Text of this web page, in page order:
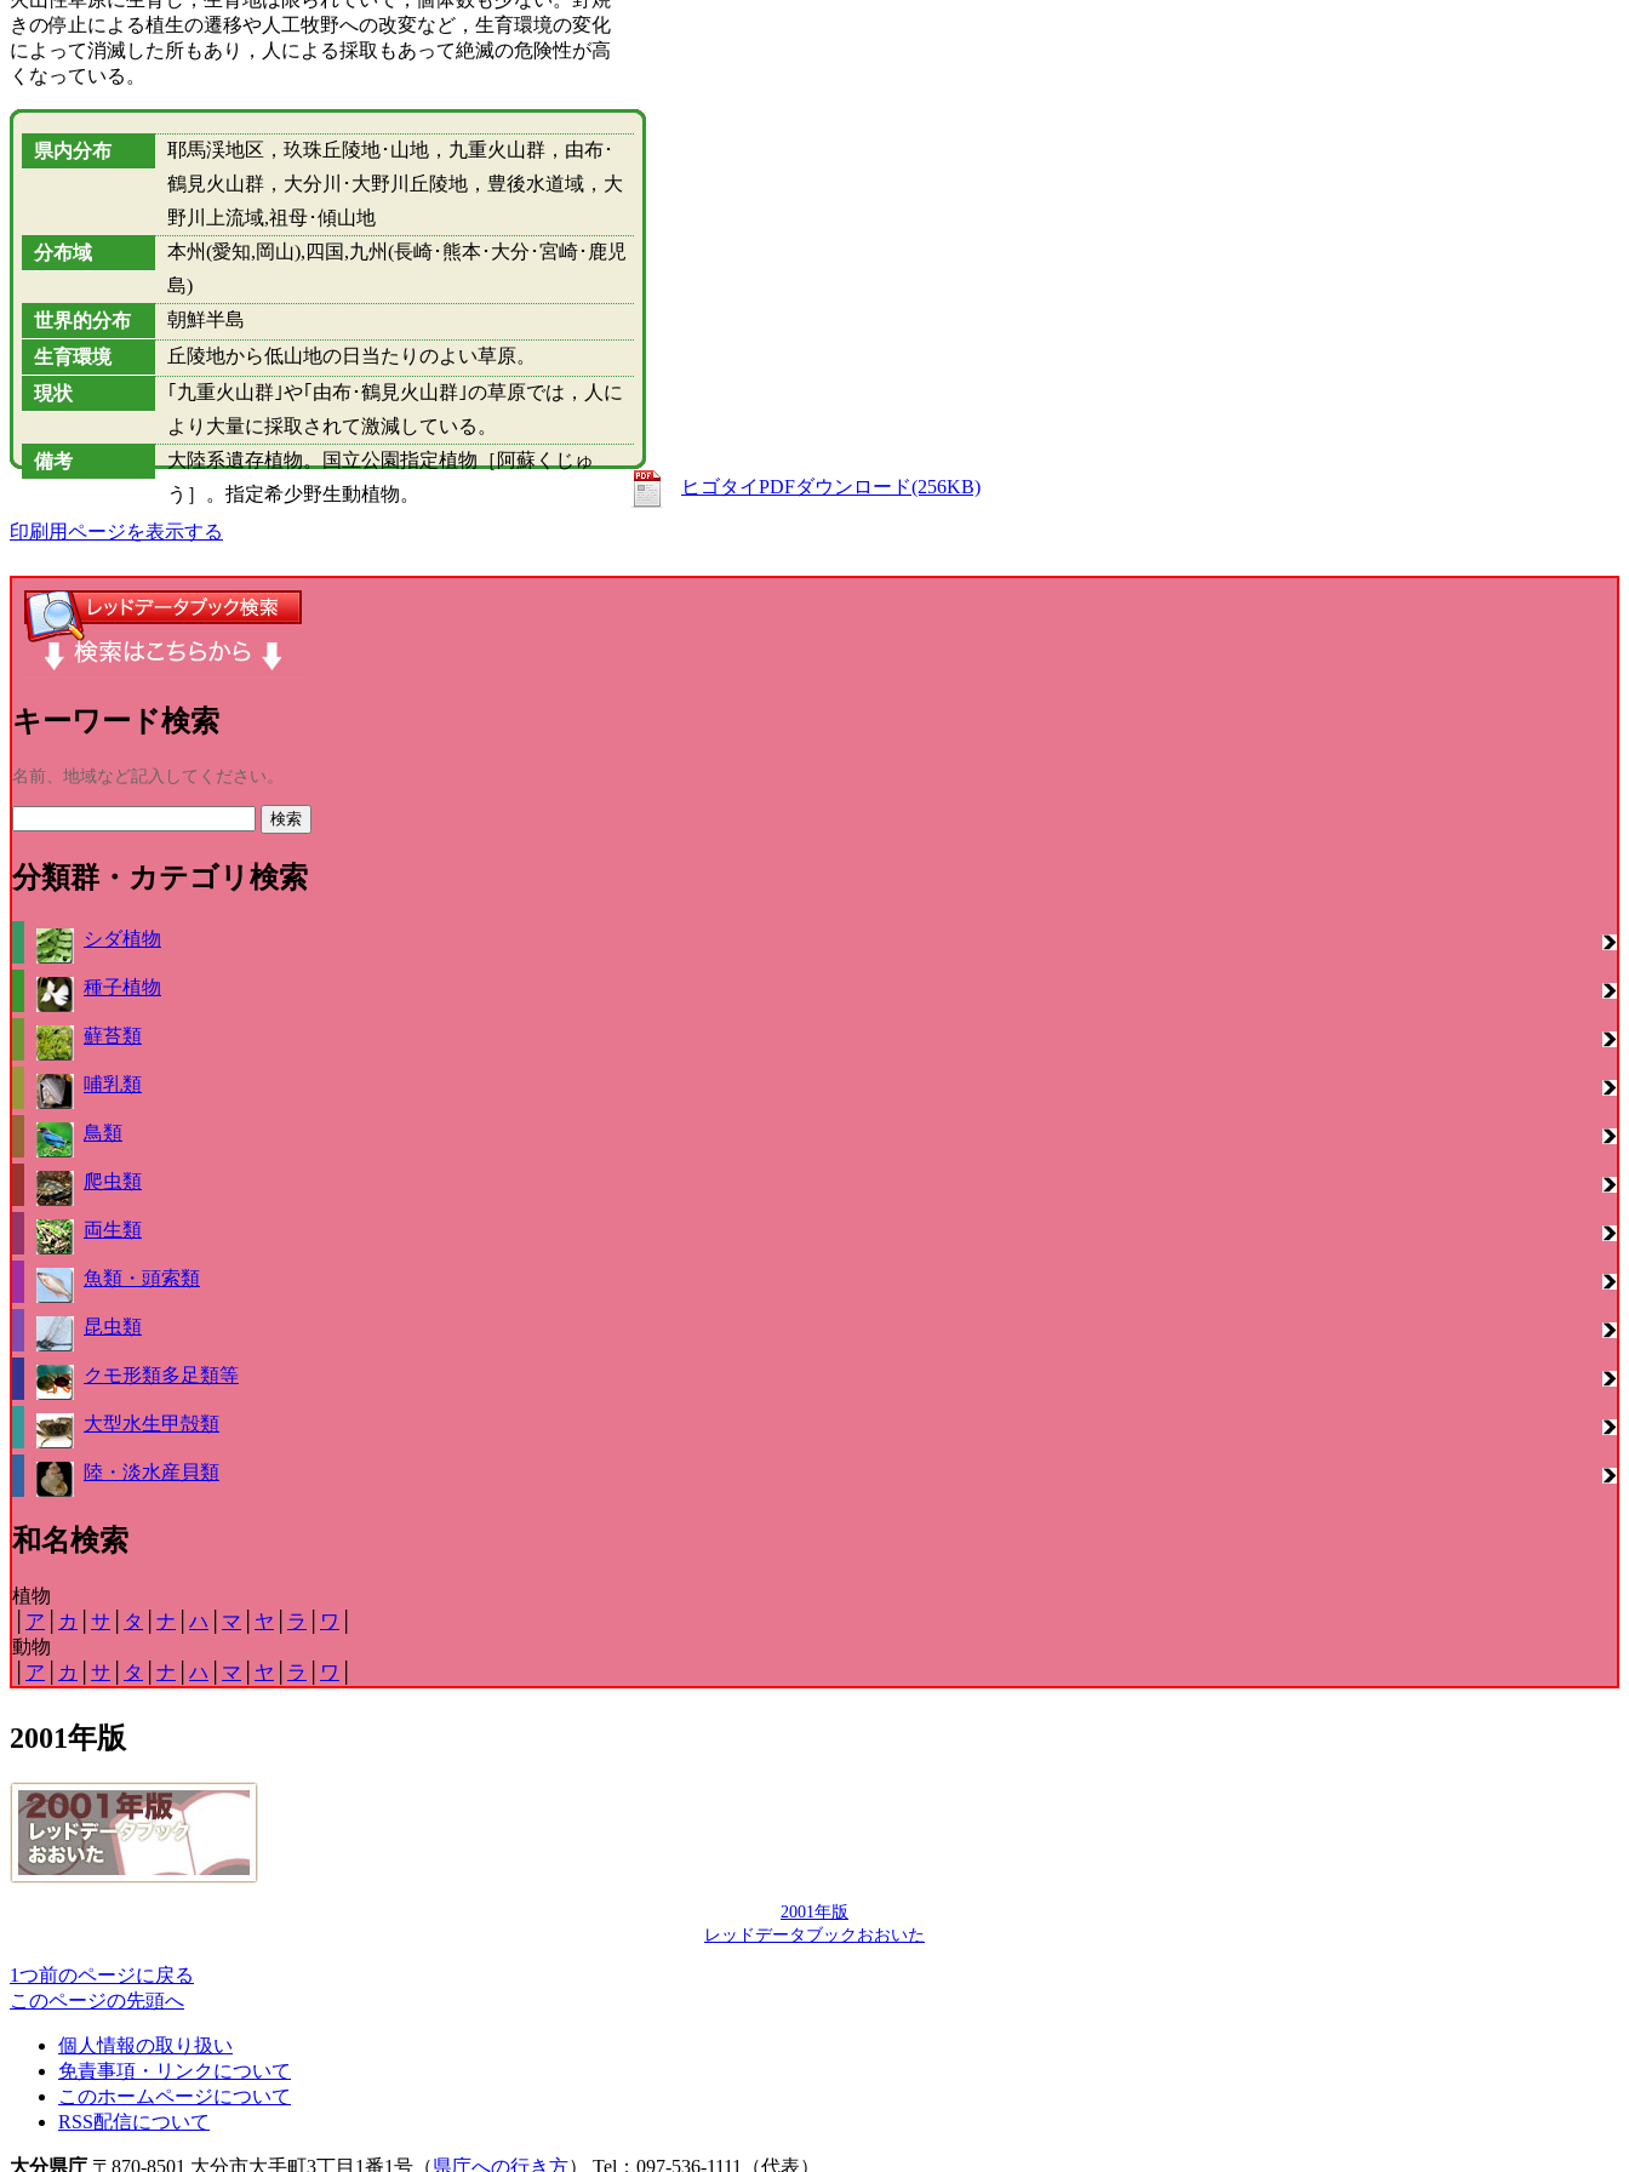
きの停止による植生の遷移や人工牧野への改変など，生育環境の変化
によって消滅した所もあり，人による採取もあって絶滅の危険性が高
くなっている。
県内分布
耶馬渓地区，玖珠丘陵地･山地，九重火山群，由布･
鶴見火山群，大分川･大野川丘陵地，豊後水道域，大
野川上流域,祖母･傾山地
分布域
本州(愛知,岡山),四国,九州(長崎･熊本･大分･宮崎･鹿児
島)
世界的分布
朝鮮半島
生育環境
丘陵地から低山地の日当たりのよい草原。
現状
｢九重火山群｣や｢由布･鶴見火山群｣の草原では，人に
より大量に採取されて激減している。
備考
大陸系遺存植物。国立公園指定植物［阿蘇くじゅ
う］。指定希少野生動植物。
ヒゴタイPDFダウンロード(256KB)
印刷用ページを表示する
キーワード検索
名前、地域など記入してください。
分類群・カテゴリ検索
シダ植物
種子植物
蘚苔類
哺乳類
鳥類
爬虫類
両生類
魚類・頭索類
昆虫類
クモ形類多足類等
大型水生甲殻類
陸・淡水産貝類
和名検索
植物
ア カ サ タ ナ ハ マ ヤ ラ ワ
動物
ア カ サ タ ナ ハ マ ヤ ラ ワ
2001年版
2001年版
レッドデータブックおおいた
1つ前のページに戻る
このページの先頭へ
個人情報の取り扱い
免責事項・リンクについて
このホームページについて
RSS配信について
大分県庁 〒870-8501 大分市大手町3丁目1番1号（県庁への行き方） Tel：097-536-1111（代表）